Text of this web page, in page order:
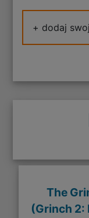
+ dodaj
The
(Grinch 2: